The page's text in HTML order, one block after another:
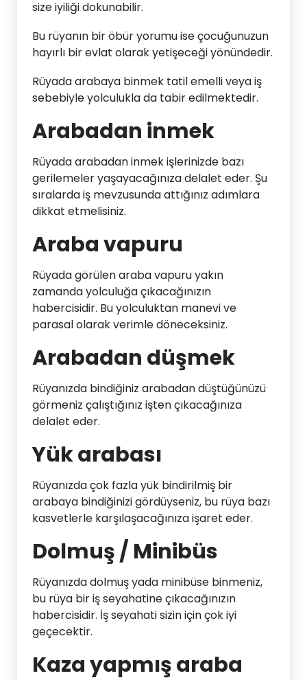
size iyiliği dokunabilir.
Bu rüyanın bir öbür yorumu ise çocuğunuzun
hayırlı bir evlat olarak yetişeceği yönündedir.
Rüyada arabaya binmek tatil emelli veya iş
sebebiyle yolculukla da tabir edilmektedir.
Arabadan inmek
Rüyada arabadan inmek işlerinizde bazı
gerilemeler yaşayacağınıza delalet eder. Şu
sıralarda iş mevzusunda attığınız adımlara
dikkat etmelisiniz.
Araba vapuru
Rüyada görülen araba vapuru yakın
zamanda yolculuğa çıkacağınızın
habercisidir. Bu yolculuktan manevi ve
parasal olarak verimle döneceksiniz.
Arabadan düşmek
Rüyanızda bindiğiniz arabadan düştüğünüzü
görmeniz çalıştığınız işten çıkacağınıza
delalet eder.
Yük arabası
Rüyanızda çok fazla yük bindirilmiş bir
arabaya bindiğinizi gördüyseniz, bu rüya bazı
kasvetlerle karşılaşacağınıza işaret eder.
Dolmuş / Minibüs
Rüyanızda dolmuş yada minibüse binmeniz,
bu rüya bir iş seyahatine çıkacağınızın
habercisidir. İş seyahati sizin için çok iyi
geçecektir.
Kaza yapmış araba